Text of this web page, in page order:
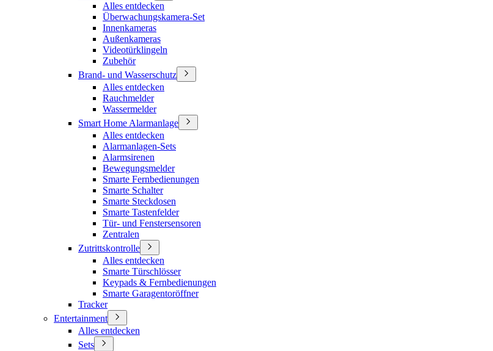
Alles entdecken
Überwachungskamera-Set
Innenkameras
Außenkameras
Videotürklingeln
Zubehör
Brand- und Wasserschutz
Alles entdecken
Rauchmelder
Wassermelder
Smart Home Alarmanlage
Alles entdecken
Alarmanlagen-Sets
Alarmsirenen
Bewegungsmelder
Smarte Fernbedienungen
Smarte Schalter
Smarte Steckdosen
Smarte Tastenfelder
Tür- und Fenstersensoren
Zentralen
Zutrittskontrolle
Alles entdecken
Smarte Türschlösser
Keypads & Fernbedienungen
Smarte Garagentoröffner
Tracker
Entertainment
Alles entdecken
Sets